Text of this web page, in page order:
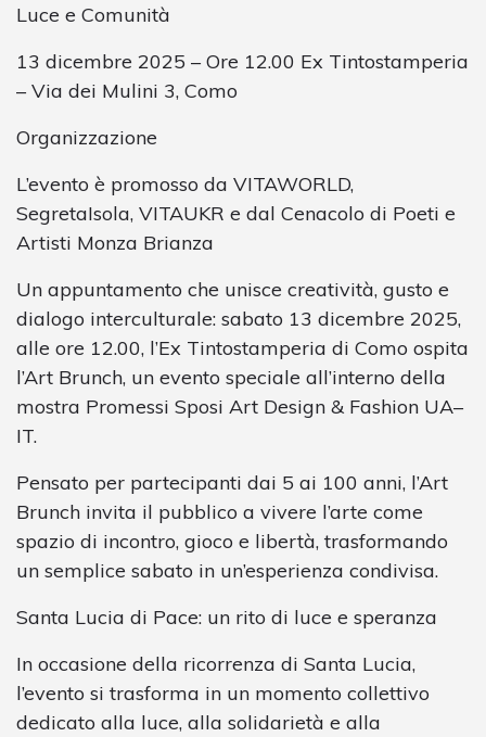
Luce e Comunità
13 dicembre 2025 – Ore 12.00 Ex Tintostamperia
– Via dei Mulini 3, Como
Organizzazione
L’evento è promosso da VITAWORLD,
SegretaIsola, VITAUKR e dal Cenacolo di Poeti e
Artisti Monza Brianza
Un appuntamento che unisce creatività, gusto e
dialogo interculturale: sabato 13 dicembre 2025,
alle ore 12.00, l’Ex Tintostamperia di Como ospita
l’Art Brunch, un evento speciale all’interno della
mostra Promessi Sposi Art Design & Fashion UA–
IT.
Pensato per partecipanti dai 5 ai 100 anni, l’Art
Brunch invita il pubblico a vivere l’arte come
spazio di incontro, gioco e libertà, trasformando
un semplice sabato in un’esperienza condivisa.
Santa Lucia di Pace: un rito di luce e speranza
In occasione della ricorrenza di Santa Lucia,
l’evento si trasforma in un momento collettivo
dedicato alla luce, alla solidarietà e alla